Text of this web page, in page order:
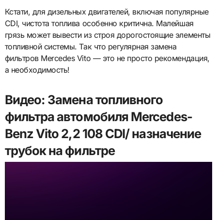
Кстати, для дизельных двигателей, включая популярные
CDI, чистота топлива особенно критична. Малейшая
грязь может вывести из строя дорогостоящие элементы
топливной системы. Так что регулярная замена
фильтров Mercedes Vito — это не просто рекомендация,
а необходимость!
Видео: Замена топливного
фильтра автомобиля Mercedes-
Benz Vito 2,2 108 CDI/ назначение
трубок на фильтре